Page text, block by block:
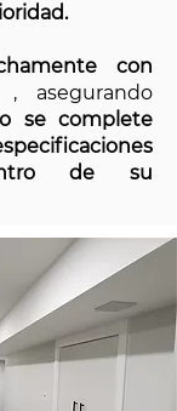
con
asegurando
se complete
de su